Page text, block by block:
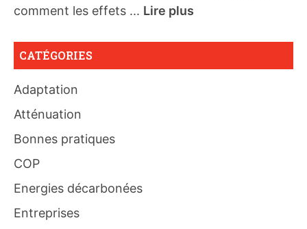
comment les effets ... Lire plus
CATÉGORIES
Adaptation
Atténuation
Bonnes pratiques
COP
Energies décarbonées
Entreprises